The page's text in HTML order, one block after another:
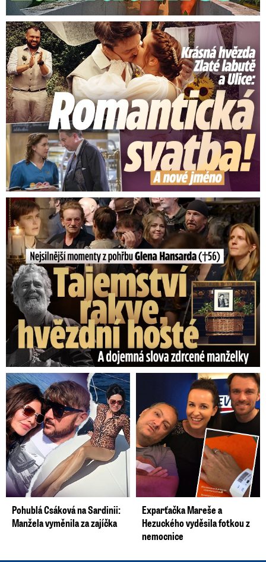
Krásná hvězda Zlaté labutě a Ulice: Romantická svatba
Nejsilnější momenty z pohřbu Glena Hansarda (†56)
Pohublá Csáková na Sardinii:
Manžela vyměnila za zajíčka
Exparťačka Mareše a
Hezuckého vyděsila fotkou z
nemocnice